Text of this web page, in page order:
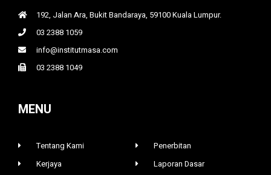
192, Jalan Ara, Bukit Bandaraya, 59100 Kuala Lumpur.
03 2388 1059
info@institutmasa.com
03 2388 1049
MENU
Tentang Kami
Kerjaya
Penerbitan
Laporan Dasar